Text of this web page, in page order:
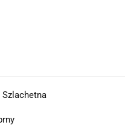
Szlachetna